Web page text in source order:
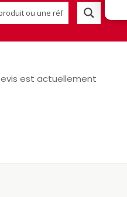
est actuellement